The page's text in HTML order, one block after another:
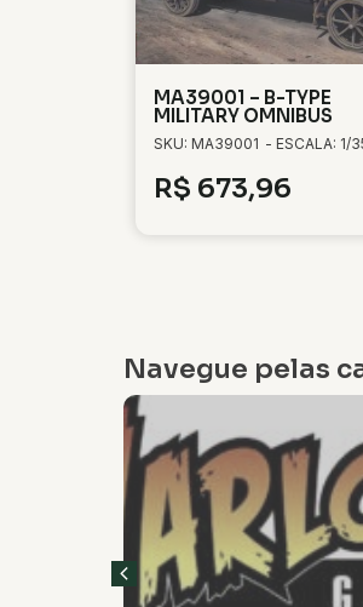
MA39001 – B-TYPE
MILITARY OMNIBUS
SKU: MA39001 - ESCALA: 1/
R$ 673,96
Navegue pelas